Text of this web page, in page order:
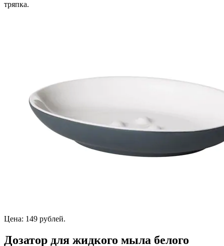
тряпка.
Цена: 149 рублей.
Дозатор для жидкого мыла белого